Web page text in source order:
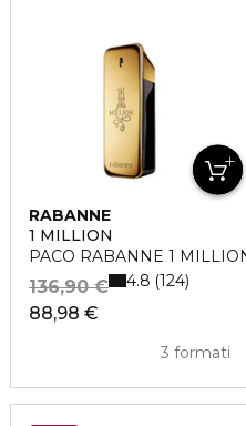
RABANNE
1 MILLION
PACO RABANNE 1
88,98 €
136,90 €
3 formati
4.8 124